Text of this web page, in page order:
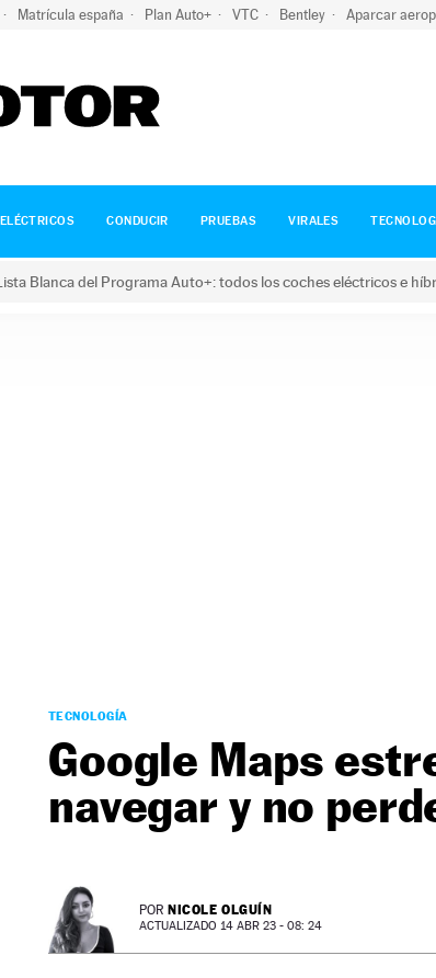
Matrícula españa Plan Auto+ VTC Bentley Aparcar
ELÉCTRICOS CONDUCIR PRUEBAS VIRALES
Blanca del Programa Auto+: todos los coches eléctricos e
TECNOLOGÍA
Google Maps
navegar y no
POR NICOLE OLGUÍN
ACTUALIZADO 14 ABR 23 - 08: 24